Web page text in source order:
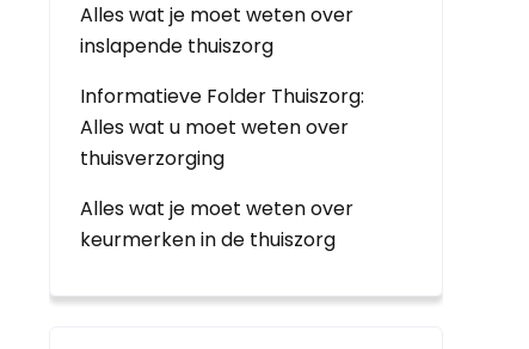
Alles wat je moet weten over
inslapende thuiszorg
Informatieve Folder Thuiszorg:
Alles wat u moet weten over
thuisverzorging
Alles wat je moet weten over
keurmerken in de thuiszorg